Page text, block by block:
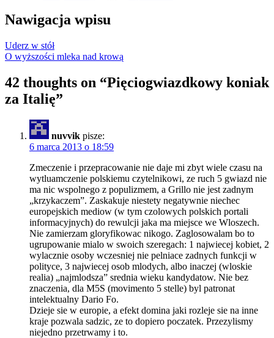
Nawigacja wpisu
Uderz w stół
O wyższości mleka nad krową
42 thoughts on “Pięciogwiazdkowy koniak
za Italię”
nuvvik pisze:
6 marca 2013 o 18:59
Zmeczenie i przepracowanie nie daje mi zbyt wiele czasu na
wytluamczenie polskiemu czytelnikowi, ze ruch 5 gwiazd nie
ma nic wspolnego z populizmem, a Grillo nie jest zadnym
„krzykaczem”. Zaskakuje niestety negatywnie niechec
europejskich mediow (w tym czolowych polskich portali
informacyjnych) do rewulcji jaka ma miejsce we Wloszech.
Nie zamierzam gloryfikowac nikogo. Zaglosowalam bo to
ugrupowanie mialo w swoich szeregach: 1 najwiecej kobiet, 2
wylacznie osoby wczesniej nie pelniace zadnych funkcji w
polityce, 3 najwiecej osob mlodych, albo inaczej (wloskie
realia) „najmlodsza” srednia wieku kandydatow. Nie bez
znaczenia, dla M5S (movimento 5 stelle) byl patronat
intelektualny Dario Fo.
Dzieje sie w europie, a efekt domina jaki rozleje sie na inne
kraje pozwala sadzic, ze to dopiero poczatek. Przezylismy
niejedno przetrwamy i to.